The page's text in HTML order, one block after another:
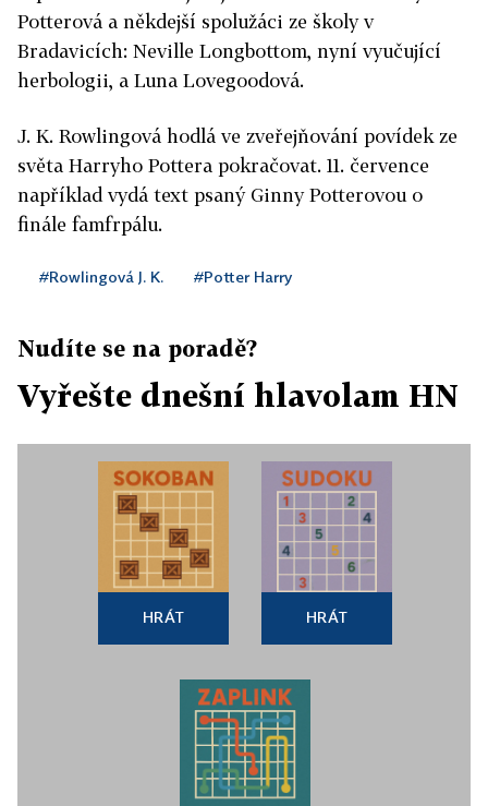
Potterová a někdejší spolužáci ze školy v
Bradavicích: Neville Longbottom, nyní vyučující
herbologii, a Luna Lovegoodová.
J. K. Rowlingová hodlá ve zveřejňování povídek ze
světa Harryho Pottera pokračovat. 11. července
například vydá text psaný Ginny Potterovou o
finále famfrpálu.
#Rowlingová J. K. #Potter Harry
Nudíte se na poradě?
Vyřešte dnešní hlavolam HN
HRÁT HRÁT